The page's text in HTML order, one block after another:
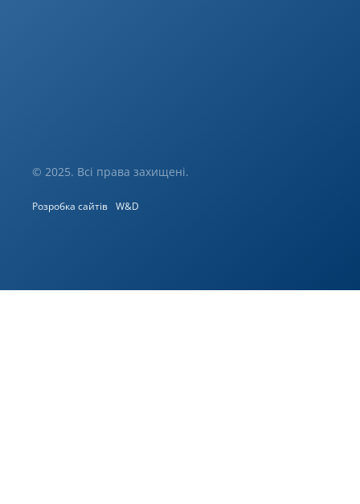
© 2025. Всі права захищені.
Розробка сайтів W&D